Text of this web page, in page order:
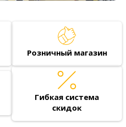
Розничный магазин
Гибкая система
скидок